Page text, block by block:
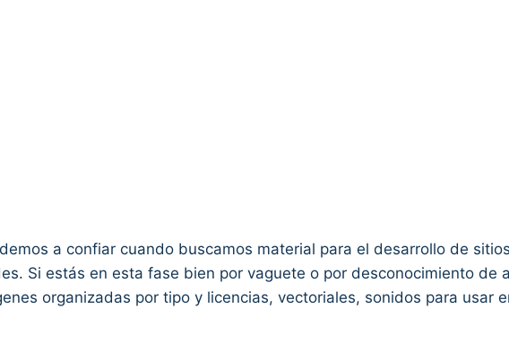
a confiar cuando buscamos material para el desarrollo de
Si estás en esta fase bien por vaguete o por desconocimiento de
organizadas por tipo y licencias, vectoriales, sonidos para usar